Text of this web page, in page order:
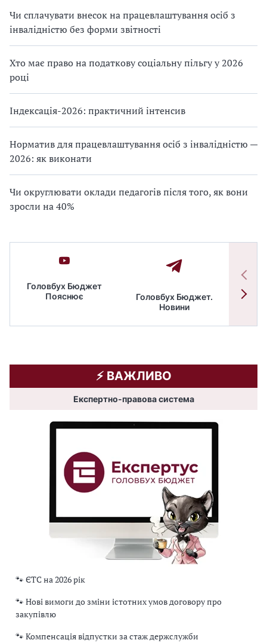
Чи сплачувати внесок на працевлаштування осіб з
інвалідністю без форми звітності
Хто має право на податкову соціальну пільгу у 2026
році
Індексація-2026: практичний інтенсив
Норматив для працевлаштування осіб з інвалідністю —
2026: як виконати
Чи округлювати оклади педагогів після того, як вони
зросли на 40%
Головбух Бюджет
Пояснює
Головбух Бюджет.
Новини
⚡️ ВАЖЛИВО
Експертно-правова система
🐾 ЄТС на 2026 рік
🐾 Нові вимоги до зміни істотних умов договору про
закупівлю
🐾 Компенсація відпустки за стаж держслужби